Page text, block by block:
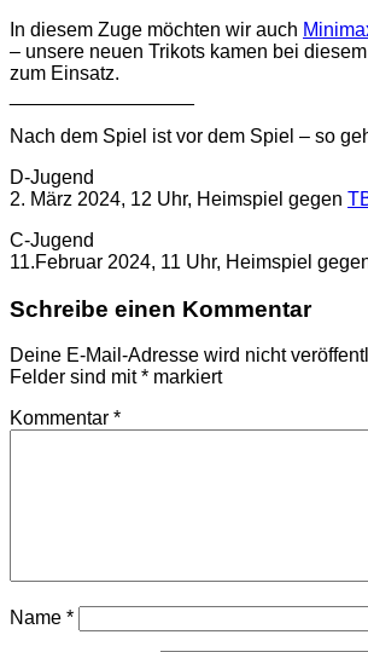
In diesem Zuge möchten wir auch
– unsere neuen Trikots kamen bei
zum Einsatz.
Nach dem Spiel ist vor dem Spiel – so
D-Jugend
2. März 2024, 12 Uhr, Heimspiel gegen
C-Jugend
11.Februar 2024, 11 Uhr, Heimspiel
Schreibe einen Kommentar
Deine E-Mail-Adresse wird nicht
Felder sind mit* markiert
Kommentar *
Name *